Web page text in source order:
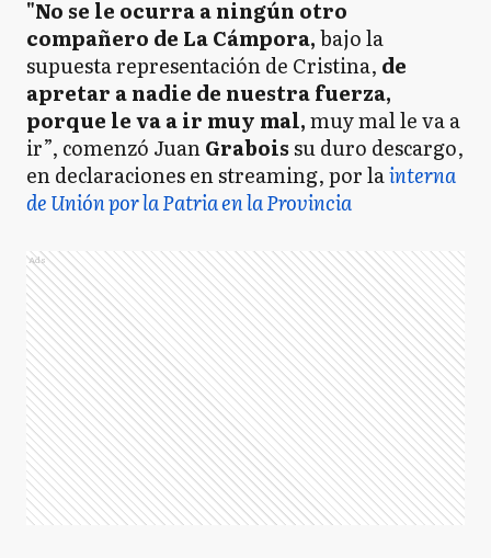
"No se le ocurra a ningún otro
compañero de La Cámpora,bajo la
supuesta representación de Cristina, de
apretar a nadie de nuestra fuerza,
porque le va a ir muy mal,muy mal le va a
ir”, comenzó JuanGraboissu duro descargo,
en declaraciones en streaming, por lainterna
de Unión por la Patria en la Provincia
Ads